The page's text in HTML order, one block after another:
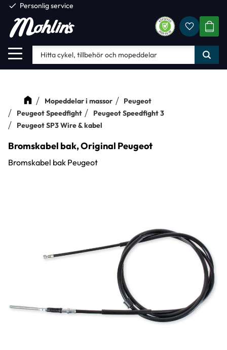
Meny
check Personlig service
Mopeddelar i massor
Peugeot
Peugeot Speedfight
Peugeot Speedfight 3
Peugeot SP3 Wire & kabel
Bromskabel bak, Original Peugeot
Bromskabel bak Peugeot